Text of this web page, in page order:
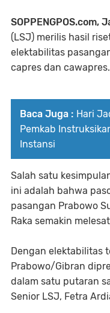
SOPPENGPOS.com,
(LSJ) merilis hasil
elektabilitas
capres dan cawapres.
Baca Juga : Hari
Pemkab
Instansi
Salah satu
ini adalah bahwa
pasangan Prabowo
Raka semakin
Dengan elektabilitas
Prabowo/Gibran
dalam satu putaran
Senior LSJ, Fetra